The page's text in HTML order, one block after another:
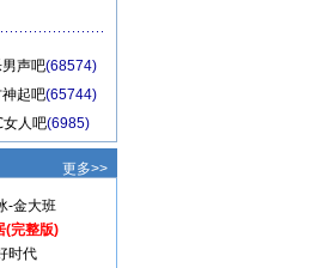
声吧(68574)
起吧(65744)
人吧(6985)
更多>>
-金大班
(完整版)
时代